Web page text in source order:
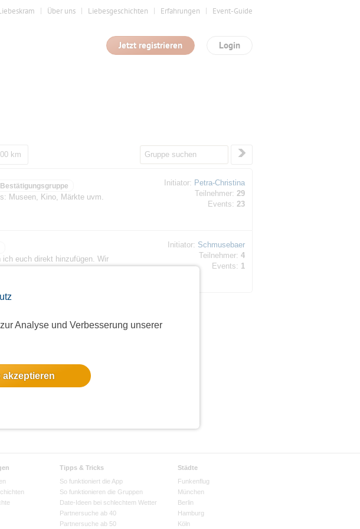
Analyse und Verbesserung unserer
akzeptieren
Über uns Liebesgeschichten Erfahrungen Event-Guide
Login
Jetzt registrieren
km
Bestätigungsgruppe
Museen, Kino, Märkte uvm.
Initiator: Petra-Christina
Teilnehmer: 29
Events: 23
ich euch direkt hinzufügen. Wir
Initiator: Schmusebaer
Teilnehmer: 4
Events: 1
Tipps & Tricks
So funktioniert die App
So funktionieren die Gruppen
Date-Ideen bei schlechtem Wetter
Partnersuche ab 40
Partnersuche ab 50
Städte
Funkenflug
München
Berlin
Hamburg
Köln